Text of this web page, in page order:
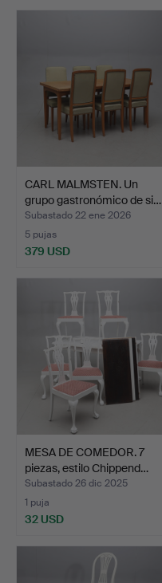
CARL MALMSTEN. Un
grupo gastronómico de si…
Subastado 22 ene 2026
5 pujas
379 USD
MESA DE COMEDOR. 7
piezas, estilo Chippend…
Subastado 26 dic 2025
1 puja
32 USD